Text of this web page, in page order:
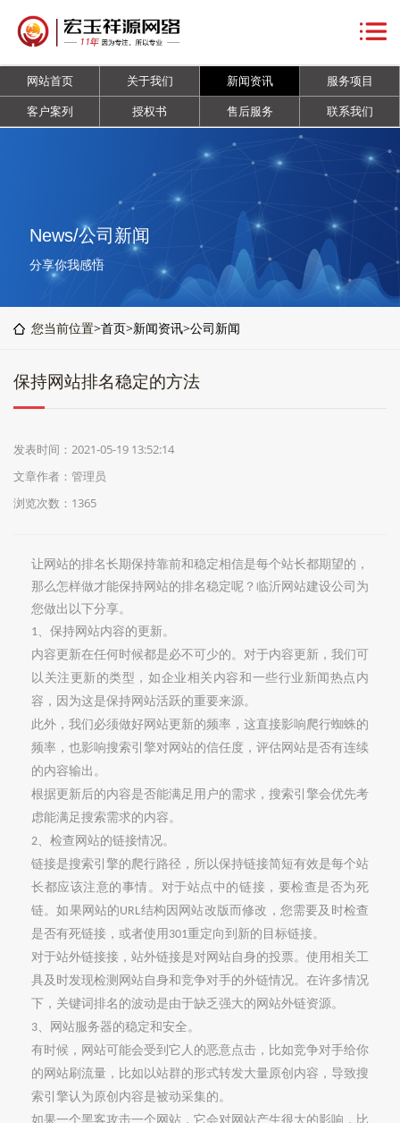
站
首
关
于
新
列
书
后
务
联
我
网站首页 关于我们 新闻资讯
服务项目
客户案列
授权书 售后服务 联系我们
News/公司新闻
分享你我感悟
您当前位置>首页>新闻资讯>公司新闻
保持网站排名稳定的方法
发表时间：2021-05-19 13:52:14
文章作者：管理员
浏览次数：1365
让网站的排名长期保持靠前和稳定相信是每个站长都期望的，
那么怎样做才能保持网站的排名稳定呢？临沂网站建设公司为
您做出以下分享。
1、保持网站内容的更新。
内容更新在任何时候都是必不可少的。对于内容更新，我们可
以关注更新的类型，如企业相关内容和一些行业新闻热点内
容，因为这是保持网站活跃的重要来源。
此外，我们必须做好网站更新的频率，这直接影响爬行蜘蛛的
频率，也影响搜索引擎对网站的信任度，评估网站是否有连续
的内容输出。
根据更新后的内容是否能满足用户的需求，搜索引擎会优先考
虑能满足搜索需求的内容。
2、检查网站的链接情况。
链接是搜索引擎的爬行路径，所以保持链接简短有效是每个站
长都应该注意的事情。对于站点中的链接， 要检查是否为死
链。如果网站的URL结构因网站改版 而修改，您需要及时检查
是否有死链接，或者使用 301重定向到新的目标链接。
对于站外链接接，站外链接是对网站自身的投票。使用相关工
具及时发现检测网站自身和竞争对手的外链情况。在许多情况
下，关键词排名的波动是由于缺乏强大的网站外链资源。
3、网站服务器的稳定和安全。
有时候， 网站可能会受到它人的恶意点击 ，比如竞争对手给你
的网站刷流量，比如以站群的形式转发大量原创内容，导致搜
索引擎认为原创内容是被动采集的。
如果一个黑客攻击一个网站，它会对网站产生很大的影响，比